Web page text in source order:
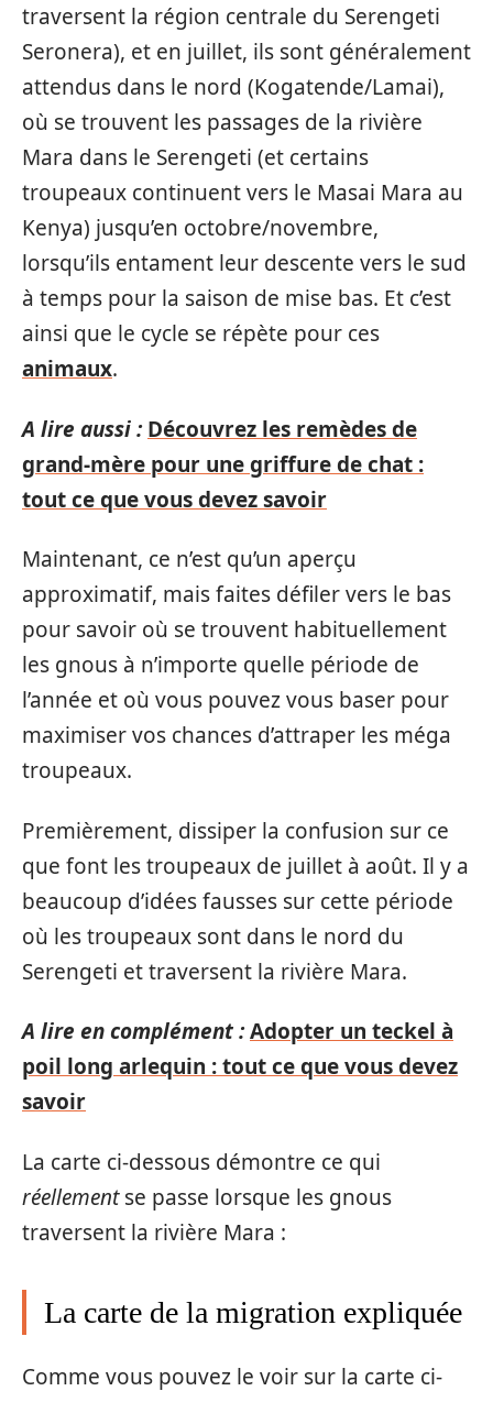
traversent la région centrale du Serengeti
Seronera), et en juillet, ils sont généralement
attendus dans le nord (Kogatende/Lamai),
où se trouvent les passages de la rivière
Mara dans le Serengeti (et certains
troupeaux continuent vers le Masai Mara au
Kenya) jusqu’en octobre/novembre,
lorsqu’ils entament leur descente vers le sud
à temps pour la saison de mise bas. Et c’est
ainsi que le cycle se répète pour ces
animaux.
A lire aussi : Découvrez les remèdes de
grand-mère pour une griffure de chat :
tout ce que vous devez savoir
Maintenant, ce n’est qu’un aperçu
approximatif, mais faites défiler vers le bas
pour savoir où se trouvent habituellement
les gnous à n’importe quelle période de
l’année et où vous pouvez vous baser pour
maximiser vos chances d’attraper les méga
troupeaux.
Premièrement, dissiper la confusion sur ce
que font les troupeaux de juillet à août. Il y a
beaucoup d’idées fausses sur cette période
où les troupeaux sont dans le nord du
Serengeti et traversent la rivière Mara.
A lire en complément :Adopter un teckel à
poil long arlequin : tout ce que vous devez
savoir
La carte ci-dessous démontre ce qui
réellementse passe lorsque les gnous
traversent la rivière Mara :
La carte de la migration expliquée
Comme vous pouvez le voir sur la carte ci-